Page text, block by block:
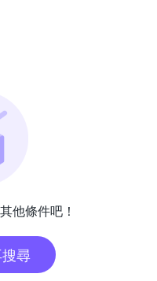
他條件吧！
尋